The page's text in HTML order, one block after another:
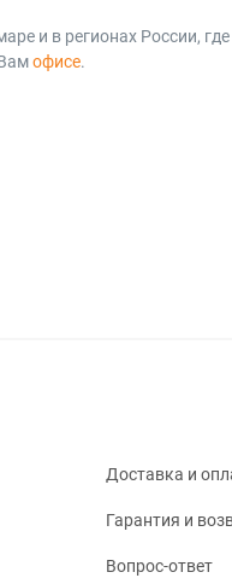
и в регионах России,
офисе.
Доставка и
Гарантия и
Вопрос-ответ